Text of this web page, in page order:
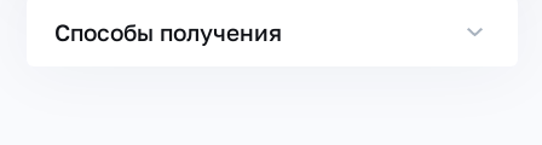
Способы получения